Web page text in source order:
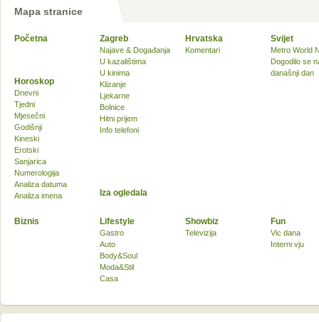
Mapa stranice
Početna Zagreb
Najave & Događanja
U kazalištima
U kinima
Klizanje
Ljekarne
Bolnice
Hitni prijem
Info telefoni
Hrvatska
Komentari
Svijet
Metro World
Dogodilo se
današnji dan
Biznis Lifestyle
Gastro
Auto
Body&Soul
Moda&Stil
Casa
Showbiz
Televizija
Fun
Vic dana
Interni vju
Horoskop
Dnevni
Tjedni
Mjesečni
Godišnji
Kineski
Erotski
Sanjarica
Numerologija
Analiza datuma
Analiza imena
Iza ogledala